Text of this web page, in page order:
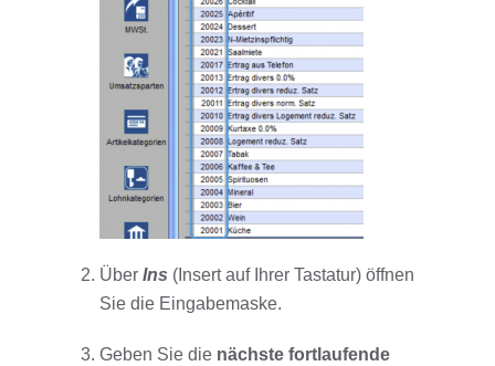
Über Ins (Insert auf Ihrer Tastatur) öffnen
Sie die Eingabemaske.
Geben Sie die nächste fortlaufende